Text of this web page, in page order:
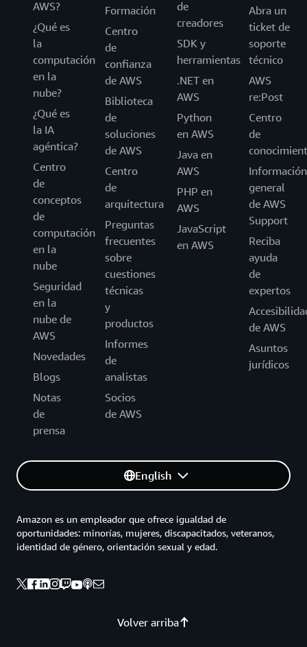
AWS?
¿Qué es
la
computación
en la
nube?
¿Qué es
la IA
agéntica?
Centro
de
conceptos
de
computación
en la
nube
Seguridad
en la
nube de
AWS
Novedades
Blogs
Notas
de
prensa
Formación
Centro
de
confianza
de AWS
Biblioteca
de
soluciones
de AWS
Centro
de
arquitectura
Preguntas
frecuentes
sobre
cuestiones
técnicas
y
productos
Informes
de
analistas
Socios
de AWS
de
creadores
SDK y
herramientas
.NET en
AWS
Python
en AWS
Java en
AWS
PHP en
AWS
JavaScript
en AWS
Abra un
ticket de
soporte
técnico
AWS
re:Post
Centro
de
Información
general
de AWS
Support
Reciba
ayuda
de
expertos
de AWS
Asuntos
jurídicos
English
Volver arriba
Amazon es un empleador que ofrece igualdad de
oportunidades: minorías, mujeres, discapacitados, veteranos,
identidad de género, orientación sexual y edad.